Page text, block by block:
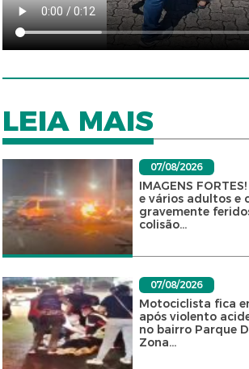
LEIA MAIS
07/08/2026
IMAGENS
e vários adultos e
gravemente
colisão...
07/08/2026
Motociclista fica
após violento
no bairro Parque
Zona...